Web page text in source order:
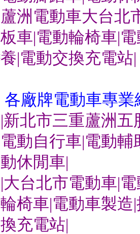
蘆洲電動車大台北
板車|電動輪椅車|
養|電動交換充電站|
各廠牌電動車專業
|新北市三重蘆洲
電動自行車|電動
動休閒車|
|大台北市電動車|
輪椅車|電動車製造
換充電站|